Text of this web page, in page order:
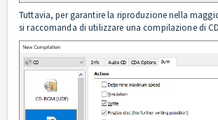
Tuttavia, per garantire la riproduzione nella
si raccomanda di utilizzare una compilazione di